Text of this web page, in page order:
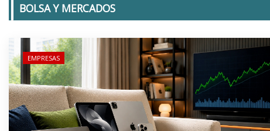
BOLSA Y MERCADOS
EMPRESAS